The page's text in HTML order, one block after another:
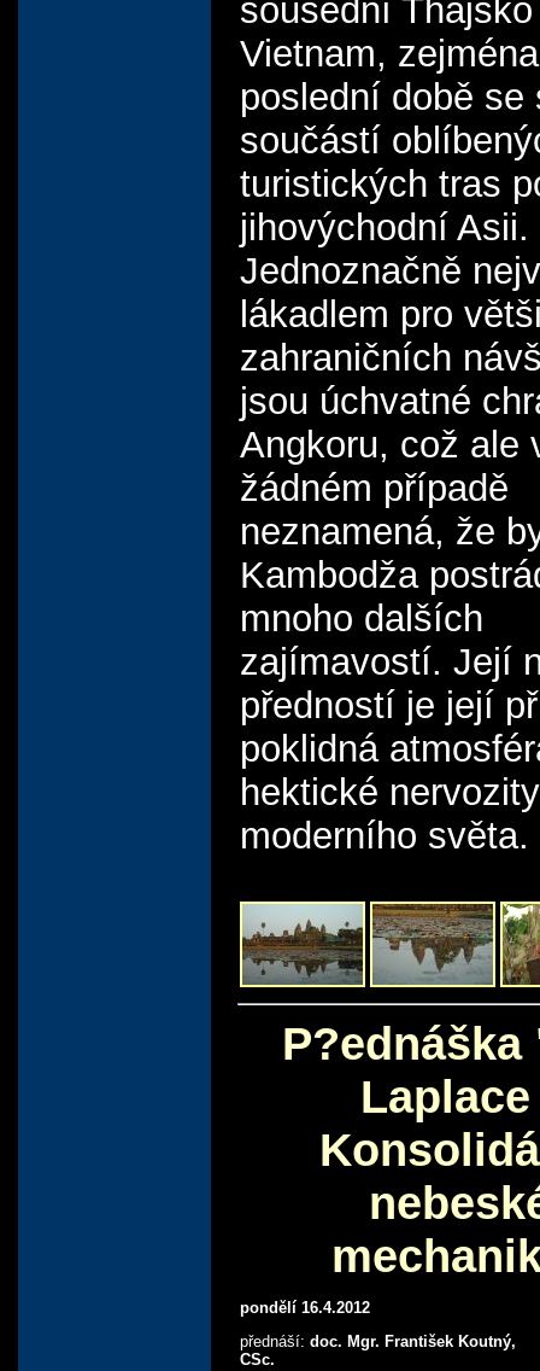
sousední
Vietnam,
poslední době se
součástí
turistických tras
jihovýchodní Asii.
Jednoznačně
lákadlem pro
zahraničních
jsou úchvatné
Angkoru, což ale
žádném případě
neznamená, že
Kambodža
mnoho dalších
zajímavostí. Její
předností je její
poklidná
hektické nervozity
moderního světa.
P?ednáška
Laplace
pondělí 16.4.2012
přednáší: doc. Mgr. František Koutný,
CSc.